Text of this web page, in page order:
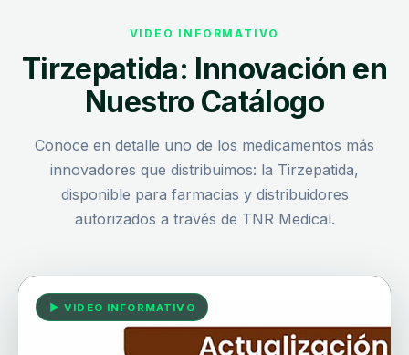
VIDEO INFORMATIVO
Tirzepatida: Innovación en
Nuestro Catálogo
Conoce en detalle uno de los medicamentos más
innovadores que distribuimos: la Tirzepatida,
disponible para farmacias y distribuidores
autorizados a través de TNR Medical.
▶ VIDEO INFORMATIVO